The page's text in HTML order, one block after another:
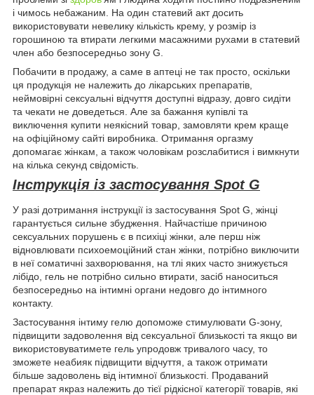
і чимось небажаним. На один статевий акт досить
використовувати невелику кількість крему, у розмір із
горошиною та втирати легкими масажними рухами в статевий
член або безпосередньо зону G.
Побачити в продажу, а саме в аптеці не так просто, оскільки
ця продукція не належить до лікарських препаратів,
неймовірні сексуальні відчуття доступні відразу, довго сидіти
та чекати не доведеться. Але за бажання купівлі та
виключення купити неякісний товар, замовляти крем краще
на офіційному сайті виробника. Отримання оргазму
допомагає жінкам, а також чоловікам розслабитися і вимкнути
на кілька секунд свідомість.
Інструкція із застосування Spot G
У разі дотримання інструкції із застосування Spot G, жінці
гарантується сильне збудження. Найчастіше причиною
сексуальних порушень є в психіці жінки, але перш ніж
відновлювати психоемоційний стан жінки, потрібно виключити
в неї соматичні захворювання, на тлі яких часто знижується
лібідо, гель не потрібно сильно втирати, засіб наноситься
безпосередньо на інтимні органи недовго до інтимного
контакту.
Застосування інтиму гелю допоможе стимулювати G-зону,
підвищити задоволення від сексуальної близькості та якщо ви
використовуватимете гель упродовж тривалого часу, то
зможете неабияк підвищити відчуття, а також отримати
більше задоволень від інтимної близькості. Продаваний
препарат якраз належить до тієї рідкісної категорії товарів, які